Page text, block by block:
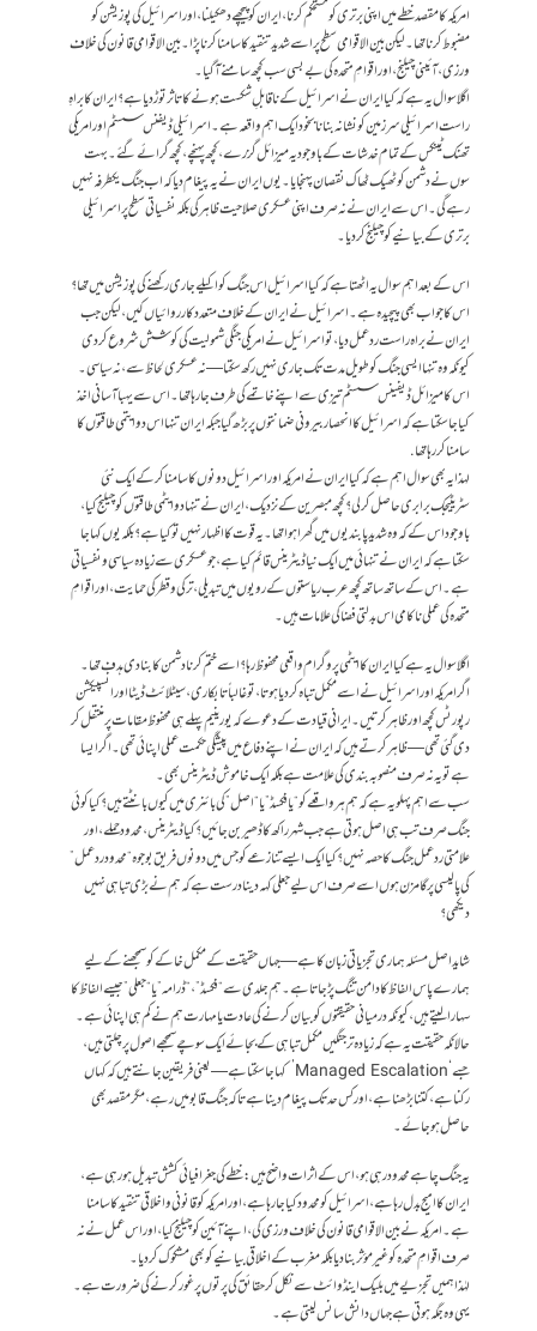
امریکہ کا مقصد خطے میں اپنی برتری کو مستحکم کرنا، ایران کو پیچھے دھکیلنا، اور اسرائیل کی پوزیشن کو
مضبوط کرنا تھا۔ لیکن بین الاقوامی سطح پر اسے شدید تنقید کا سامنا کرنا پڑا ۔ بین الاقوامی قانون کی خلاف
ورزی، آئینی چیلنج، اور اقوامِ متحدہ کی بے بسی سب کچھ سامنے آ گیا۔
اگلا سوال یہ ہے کہ کیا ایران نے اسرائیل کے ناقابلِ شکست ہونے کا تاثر توڑ دیا ہے؟ ایران کا براہِ
راست اسرائیلی سرزمین کو نشانہ بنانا بخود ایک اہم واقعہ ہے۔ اسرائیلی ڈیفنس سسٹم اور امریکی
تھنک ٹینکس کے تمام خدشات کے باوجود یہ میزائل گزرے، کچھ پہنچے، کچھ گرائے گئے ۔ بہت
سوں نے دشمن کو ٹھیک ٹھاک نقصان پہنجایا۔ یوں ایران نے یہ پیغام دیا کہ اب جنگ یکطرفہ نہیں
رہے گی۔ اس سے ایران نے نہ صرف اپنی عسکری صلاحیت ظاہر کی بلکہ نفسیاتی سطح پر اسرائیلی
برتری کے بیانیے کو چیلنج کردیا۔
اس کے بعد اہم سوال یہ اٹھتا ہے کہ کیا اسرائیل اس جنگ کو اکیلے جاری رکھنے کی پوزیشن میں تھا؟
اس کا جواب بھی پیچیدہ ہے۔ اسرائیل نے ایران کے خلاف متعدد کارروائیاں کیں، لیکن جب
ایران نے براہ راست ردعمل دیا، تو اسرائیل نے امریکی جنگی شمولیت کی کوشش شروع کردی
کیونکہ وہ تنہا ایسی جنگ کو طویل مدت تک جاری نہیں رکھ سکتا — نہ عسکری لحاظ سے، نہ سیاسی۔
اس کا میزائل ڈیفینس سسٹم تیزی سے اپنے خاتمے کی طرف جارہا تھا ۔ اس سے یہبا آسانی اخذ
کیا جا سکتا ہے کہ اسرائیل کا انحصار بیرونی ضمانتوں پر بڑھ گیا جبکہ ایران تنہا اس دوایتمی طاقتوں کا
سامنا کررہاتھا .
لہذا یہ بھی سوال اہم ہے کہ کیا ایران نے امریکہ اور اسرائیل دونوں کا سامنا کر کے ایک نئی
سٹریٹیجک برابری حاصل کر لی؟ کچھ مبصرین کے نزدیک، ایران نے تنہا دو ایٹمی طاقتوں کو چیلنج کیا،
باوجود اس کے کہ وہ شدید پابندیوں میں گھرا ہوا تھا۔ یہ قوت کا اظہار نہیں تو کیا ہے؟ بلکہ یوں کہا جا
سکتا ہے کہ ایران نے تنہائی میں ایک نیا ڈیٹرینس قائم کیا ہے، جو عسکری سے زیادہ سیاسی و نفسیاتی
ہے۔ اس کے ساتھ ساتھ کچھ عرب ریاستوں کے رویوں میں تبدیلی، ترکی و قطر کی حمایت، اور اقوامِ
متحدہ کی عملی ناکامی اس بدلتی فضا کی علامات ہیں۔
اگلا سوال یہ ہے کیا ایران کا ایٹمی پروگرام واقعی محفوظ رہا؟اسے ختم کرنا دشمن کا بنادی ہدف تھا ۔
اگر امریکہ اور اسرائیل نے اسے مکمل تباہ کر دیا ہوتا، تو غالباً تابکاری، سیٹلائٹ ڈیٹا اور انسپیکشن
رپورٹس کچھ اور ظاہر کرتیں۔ ایرانی قیادت کے دعوے کہ یورینیم پہلے ہی محفوظ مقامات پر منتقل کر
دی گئی تھی — ظاہر کرتے ہیں کہ ایران نے اپنے دفاع میں پیشگی حکمت عملی اپنائی تھی۔ اگر ایسا
ہے تو یہ نہ صرف منصوبہ بندی کی علامت ہے بلکہ ایک خاموش ڈیٹرینس بھی۔
سب سے اہم پہلو یہ ہے کہ ہم ہر واقعے کو “یا فکسڈ” یا “اصل” کی بائنری میں کیوں بانٹتے ہیں؟ کیا کوئی
جنگ صرف تب ہی اصل ہوتی ہے جب شہر راکھ کا ڈھیر بن جائیں؟ کیا ڈیٹرینس، محدود حملے، اور
علامتی ردعمل جنگ کا حصہ نہیں؟ کیا ایک ایسے تنازعے کو جس میں دونوں فریق بوجوہ “محدود ردعمل”
کی پالیسی پر گامزن ہوں اسے صرف اس لیے جعلی کہہ دینا درست ہے کہ ہم نے بڑی تباہی نہیں
دیکھی؟
شاید اصل مسئلہ ہماری تجزیاتی زبان کا ہے — جہاں حقیقت کے مکمل خاکے کو سمجھنے کے لیے
ہمارے پاس الفاظ کا دامن تنگ پڑ جاتا ہے۔ ہم جلدی سے “فکسڈ”، “ڈرامہ” یا “جعلی” جیسے الفاظ کا
سہارا لیتے ہیں، کیونکہ درمیانی حقیقتوں کو بیان کرنے کی عادت یا مہارت ہم نے کم ہی اپنائی ہے۔
حالانکہ حقیقت یہ ہے کہ زیادہ تر جنگیں مکمل تباہی کے بجائے ایک سوچے سمجھے اصول پر چلتی ہیں،
جسے ‘Managed Escalation’ کہا جا سکتا ہے — یعنی فریقین جانتے ہیں کہ کہاں
رکنا ہے، کتنا بڑھنا ہے، اور کس حد تک پیغام دینا ہے تاکہ جنگ قابو میں رہے، مگر مقصد بھی
حاصل ہو جائے۔
یہ جنگ چاہے محدود رہی ہو، اس کے اثرات واضح ہیں: خطے کی جغرافیائی کشش تبدیل ہو رہی ہے،
ایران کا امیج بدل رہا ہے، اسرائیل کو محدود کیا جا رہا ہے، اور امریکہ کو قانونی و اخلاقی تنقید کا سامنا
ہے۔ امریکہ نے بین الاقوامی قانون کی خلاف ورزی کی، اپنے آئین کو چیلنج کیا، اور اس عمل نے نہ
صرف اقوامِ متحدہ کو غیر مؤثر بنا دیا بلکہ مغرب کے اخلاقی بیانیے کو بھی مشکوک کر دیا۔
لہٰذا ہمیں تجزیے میں بلیک اینڈ وائٹ سے نکل کر حقائق کی پرتوں پر غور کرنے کی ضرورت ہے۔
یہی وہ جگہ ہوتی ہے جہاں دانش سانس لیتی ہے۔